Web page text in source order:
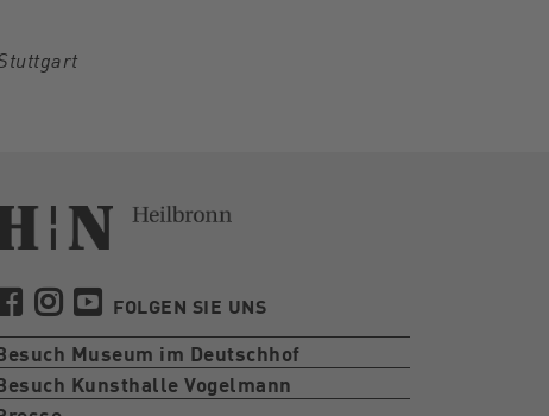
FOLGEN SIE UNS
Museum im Deutschhof
Kunsthalle Vogelmann